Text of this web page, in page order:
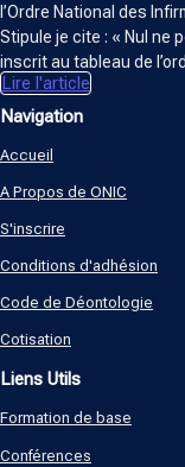
l’Ordre National des
Stipule je cite : « Nul ne
inscrit au tableau de
Lire l'article
Navigation
Accueil
A Propos de ONIC
S'inscrire
Conditions d'adhésion
Code de Déontologie
Cotisation
Liens Utils
Formation de base
Conférences